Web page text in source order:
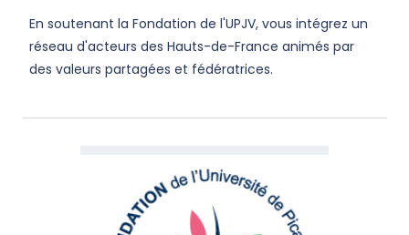
En soutenant la Fondation de l'UPJV, vous intégrez un
réseau d'acteurs des Hauts-de-France animés par
des valeurs partagées et fédératrices.